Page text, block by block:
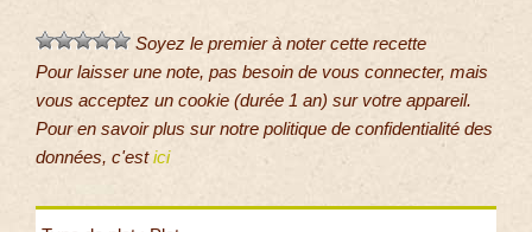
Soyez le premier à noter cette recette
Pour laisser une note, pas besoin de vous connecter, mais
vous acceptez un cookie (durée 1 an) sur votre appareil.
Pour en savoir plus sur notre politique de confidentialité des
données, c'estici